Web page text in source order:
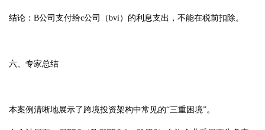
结论：B公司支付给c公司（bvi）的利息支出，不能在税前扣除。
六、专家总结
本案例清晰地展示了跨境投资架构中常见的“三重困境”。